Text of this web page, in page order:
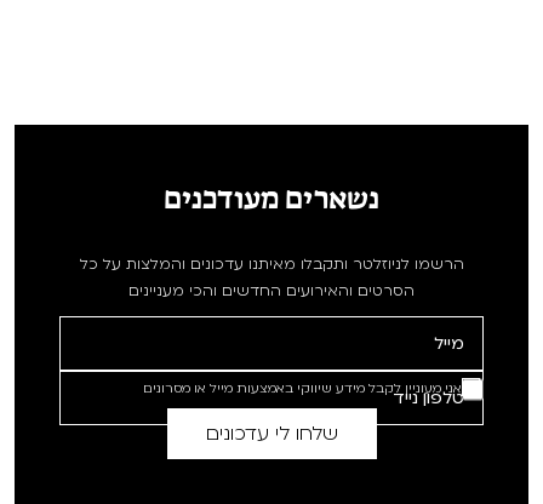
נשארים מעודכנים
הרשמו לניוזלטר ותקבלו מאיתנו עדכונים והמלצות על כל
הסרטים והאירועים החדשים והכי מעניינים
אני מעוניין לקבל מידע שיווקי באמצעות מייל או מסרונים